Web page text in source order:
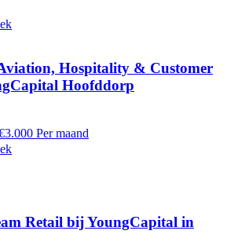
Hospitality & Customer
Hoofddorp
Per maand
Retail bij YoungCapital in